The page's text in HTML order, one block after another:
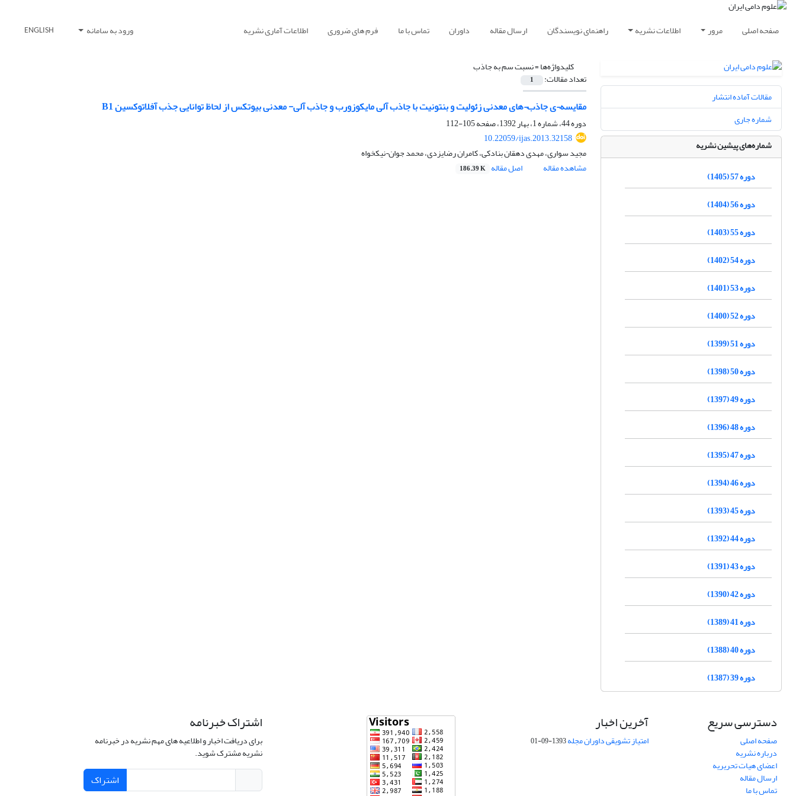
صفحه اصلی مرور اطلاعات نشریه راهنمای نویسندگان ارسال مقاله داوران تماس با ما فرم های ضروری اطلاعات آماری نشریه ورود به سامانه ENGLISH
کلیدواژه‌ها =نسبت سم به جاذب
تعداد مقالات: 1
مقایسه¬ی جاذب¬های معدنی زئولیت و بنتونیت با جاذب آلی مایکوزورب و جاذب آلی- معدنی بیوتکس از لحاظ توانایی جذب آفلاتوکسین B1
دوره 44، شماره 1، بهار 1392، صفحه
105-112
10.22059/ijas.2013.32158
مجید سواری، مهدی دهقان بنادکی، کامران رضایزدی، محمد جوان¬نیکخواه
مشاهده مقاله
اصل مقاله 186.39 K
مقالات آماده انتشار
شماره جاری
شماره‌های پیشین نشریه
دوره 57 (1405)
دوره 56 (1404)
دوره 55 (1403)
دوره 54 (1402)
دوره 53 (1401)
دوره 52 (1400)
دوره 51 (1399)
دوره 50 (1398)
دوره 49 (1397)
دوره 48 (1396)
دوره 47 (1395)
دوره 46 (1394)
دوره 45 (1393)
دوره 44 (1392)
دوره 43 (1391)
دوره 42 (1390)
دوره 41 (1389)
دوره 40 (1388)
دوره 39 (1387)
دسترسی سریع
صفحه اصلی
درباره نشریه
اعضای هیات تحریریه
ارسال مقاله
تماس با ما
آخرین اخبار
امتیاز تشویقی داوران مجله1393-09-01
اشتراک خبرنامه
برای دریافت اخبار و اطلاعیه های مهم نشریه در خبرنامه
نشریه مشترک شوید.
اشتراک